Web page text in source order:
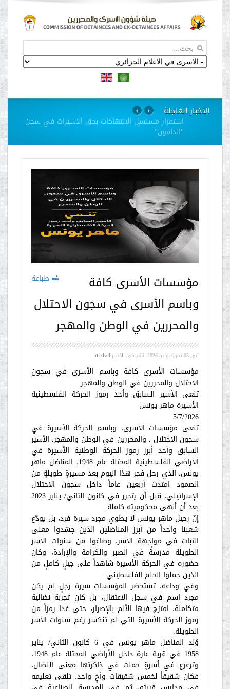
الأخبار العاجلة
استمرار مسلسل الانتهاكات بحق الاسيرات في سجن
"الدامون"
› ‹
طباعة
مؤسسات الأسرى كافة
وباسم الأسرى في سجون الاحتلال
والمحررين في الوطن والمهجر
في05 تموز/يوليو 2026 . نشر في الاخبار العاجلة
مؤسسات الأسرى كافة وباسم الأسرى في سجون
الاحتلال والمحررين في الوطن والمهجر
تنعى الأسير السابق وأحد رموز الحركة الفلسطينية
الأسيرة ماهر يونس
5/7/2026
تنعى مؤسسات الأسرى، وباسم الحركة الأسيرة في
سجون الاحتلال ، والمحررين في الوطن والمهجر، الأسير
السابق وأحد أبرز رموز الحركة الوطنية الأسيرة في
الأراضي الفلسطينية المحتلة عام 1948، المناضل ماهر
يونس، الذي رحل فجر هذا اليوم بعد مسيرةٍ طويلةٍ من
الصمود امتدت أربعين عاماً داخل سجون الاحتلال
الإسرائيلي، قبل أن يتحرر في كانون الثاني/ يناير 2023
بعد أن أنهى محكوميته كاملة.
إنّ رحيل ماهر يونس لا يطوي مجرد سيرة فرد، بل يودّع
شعبنا واحداً من أبرز المناضلين الذين جسّدوا معنى
الثبات في مواجهة الأسر، وصاغوا من سنوات الأسر
الطويلة مدرسةً في الصبر والكرامة والإرادة، وكان
حضوره في الحركة الأسيرة شاهداً على جيلٍ كاملٍ من
الذين حملوا الحلم الفلسطيني.
وفي وداعه، تستحضر المؤسسات سيرة رجلٍ لم يكن
مجرد اسم في سجل الاعتقال، بل كان تجربة نضالية
متكاملة، امتزج فيها الألم بالإصرار، حتى غدا رمزاً من
رموز الحركة الأسيرة التي لم تنكسر رغم سنوات الأسر
الطويلة.
وُلد المناضل ماهر يونس في 6 كانون الثاني/ يناير
1958 في قرية عارة داخل الأراضي المحتلة عام 1948،
وترعرع في أسرةٍ حملت في ذاكرتها معنى النضال،
فكان شقيقاً لخمس شقيقات وأخٍ واحد. تلقى تعليمه